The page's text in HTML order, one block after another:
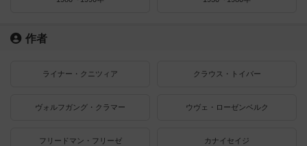
作者
ライナー・クニツィア クラウス・トイバー
ヴォルフガング・クラマー ウヴェ・ローゼンベルク
フリードマン・フリーゼ カナイセイジ